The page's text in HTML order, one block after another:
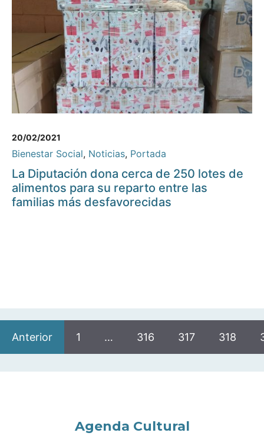
20/02/2021
Bienestar Social, Noticias, Portada
La Diputación dona cerca de 250 lotes de
alimentos para su reparto entre las
familias más desfavorecidas
Anterior 1 … 316 317 318
Agenda Cultural